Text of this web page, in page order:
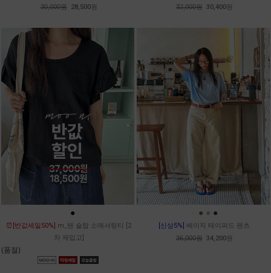
30,000원 28,500원 32,000원 30,400원
●
⏰[반값세일50%] m_텐 슬랍 소매셔링티 [2
차 재입고]
(품절)
● ● ●
[신상5%] 베이직 테이퍼드 팬츠
36,000원 34,200원